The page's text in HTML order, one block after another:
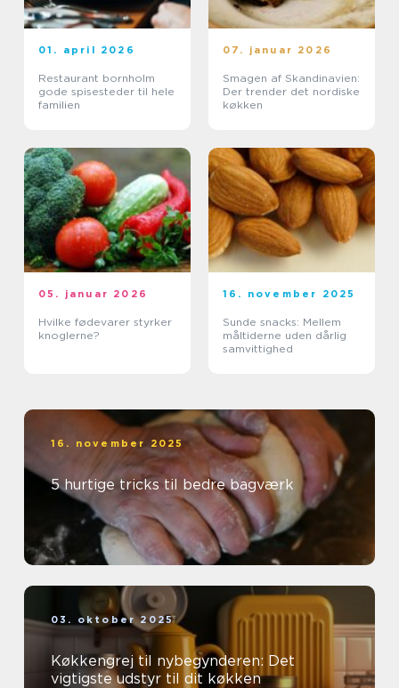
01. april 2026
Restaurant bornholm
gode spisesteder til hele
familien
07. januar 2026
Smagen af Skandinavien:
Der trender det nordiske
køkken
05. januar 2026
Hvilke fødevarer styrker
knoglerne?
16. november 2025
Sunde snacks: Mellem
måltiderne uden dårlig
samvittighed
16. november 2025
5 hurtige tricks til bedre bagværk
03. oktober 2025
Køkkengrej til nybegynderen: Det
vigtigste udstyr til dit køkken